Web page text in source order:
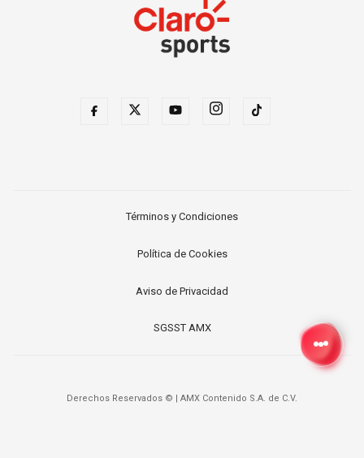
Términos y Condiciones
Política de Cookies
Aviso de Privacidad
SGSST AMX
Derechos Reservados © | AMX Contenido S.A. de C.V.